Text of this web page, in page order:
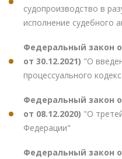
судопроизводство в
исполнение судебного
Федеральный закон
от 30.12.2021) "О
процессуального
Федеральный закон
от 08.12.2020) "О
Федерации"
Федеральный закон